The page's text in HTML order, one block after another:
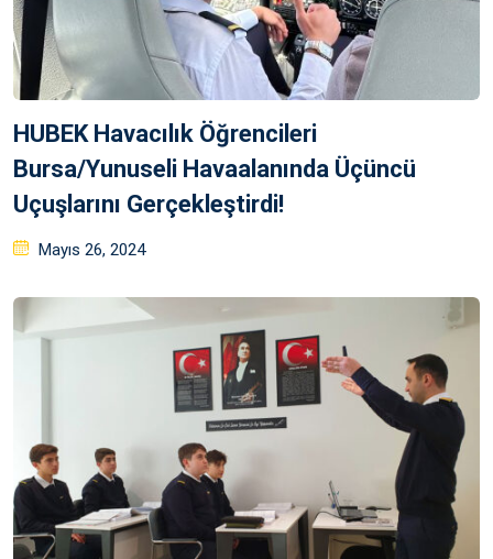
HUBEK Havacılık Öğrencileri
Bursa/Yunuseli Havaalanında Üçüncü
Uçuşlarını Gerçekleştirdi!
Posted
Mayıs 26, 2024